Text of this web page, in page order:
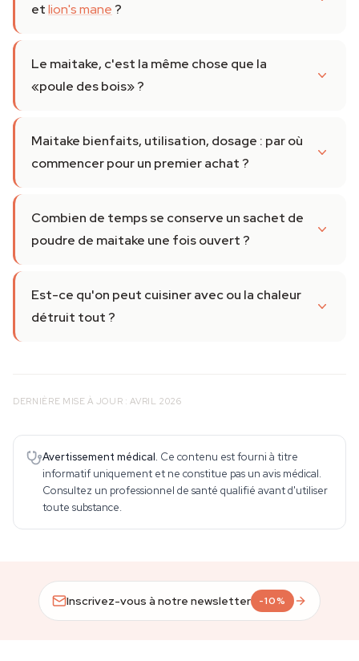
etlion's mane ?
Le maitake, c'est la même chose que la
«poule des bois» ?
Maitake bienfaits, utilisation, dosage : par où
commencer pour un premier achat ?
Combien de temps se conserve un sachet de
poudre de maitake une fois ouvert ?
Est-ce qu'on peut cuisiner avec ou la chaleur
détruit tout ?
DERNIÈRE MISE À JOUR : AVRIL 2026
Avertissement médical. Ce contenu est fourni à titre
informatif uniquement et ne constitue pas un avis médical.
Consultez un professionnel de santé qualifié avant d'utiliser
toute substance.
Inscrivez-vous à notre newsletter -10%